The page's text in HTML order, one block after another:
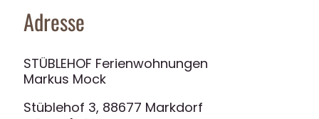
Adresse
STÜBLEHOF Ferienwohnungen
Markus Mock
Stüblehof 3, 88677 Markdorf